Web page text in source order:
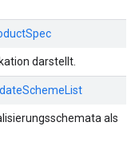
darstellt.
als